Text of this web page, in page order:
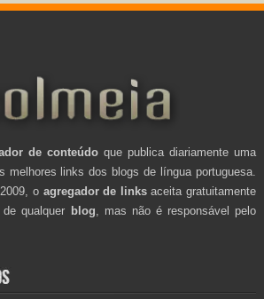
de conteúdo que publica diariamente uma
melhores links dos blogs de língua portuguesa.
o agregador de linksaceita gratuitamente
qualquer blog , mas não é responsável pelo